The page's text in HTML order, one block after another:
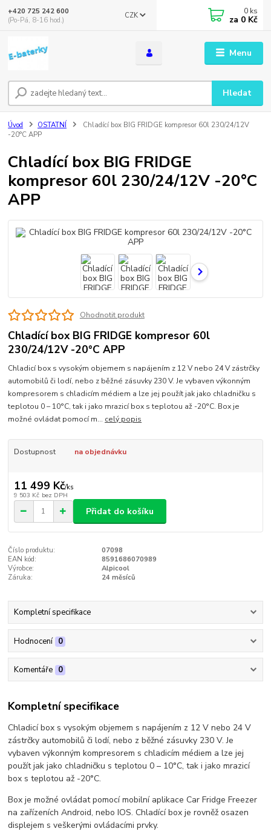
Menu
CZK
Hledat
+420 725 242 600
(Po-Pá, 8-16 hod.)
0 ks
za 0 Kč
Úvod OSTATNÍ
Chladící box BIG FRIDGE kompresor 60l 230/24/12V
-20°C APP
Chladící box BIG FRIDGE
kompresor 60l 230/24/12V -20°C
APP
Ohodnotit produkt
Chladící box BIG FRIDGE kompresor 60l
230/24/12V -20°C APP
Chladicí box s vysokým objemem s napájením z 12 V nebo 24 V zástrčky
automobilů či lodí, nebo z běžné zásuvky 230 V. Je vybaven výkonným
kompresorem s chladicím médiem a lze jej použít jak jako chladničku s
teplotou 0 – 10°C, tak i jako mrazicí box s teplotou až -20°C. Box je
možné ovládat pomocí m... celý popis
Dostupnost na objednávku
11 499 Kč/ks
9 503 Kč bez DPH
Přidat do košíku
Číslo produktu:
07098
EAN kód:
8591686070989
Výrobce:
Alpicool
Záruka:
24 měsíců
Kompletní specifikace
Hodnocení 0
Komentáře 0
Kompletní specifikace
Chladicí box s vysokým objemem s napájením z 12 V nebo 24 V
zástrčky automobilů či lodí, nebo z běžné zásuvky 230 V. Je
vybaven výkonným kompresorem s chladicím médiem a lze jej
použít jak jako chladničku s teplotou 0 – 10°C, tak i jako mrazicí
box s teplotou až -20°C.
Box je možné ovládat pomocí mobilní aplikace Car Fridge Freezer
na zařízeních Android, nebo IOS. Chladící box je rovněž osazen
displejem s veškerými ovládacími prvky.